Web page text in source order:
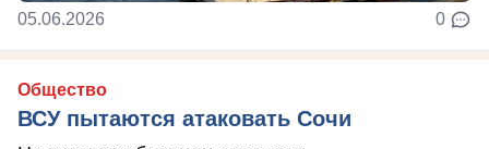
05.06.2026 0
Общество
ВСУ пытаются атаковать Сочи